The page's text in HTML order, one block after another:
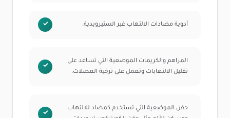
أدوية مضادات الالتهاب غير الستيرويدية.
المراهم والكريمات الموضعية التي تساعد على
تقليل الالتهابات وتعمل على ترخية العضلات.
حقن الموضعية التي تستخدم كمضاد للالتهاب